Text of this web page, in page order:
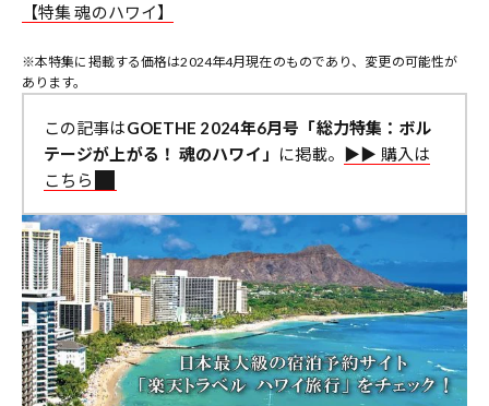
【特集 魂のハワイ】
※本特集に掲載する価格は2024年4月現在のものであり、変更の可能性が
あります。
この記事はGOETHE 2024年6月号「総力特集：ボル
テージが上がる！ 魂のハワイ」
に掲載。 ▶︎▶︎ 購入は
こちら